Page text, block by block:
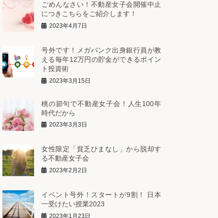
ごめんなさい！不動産女子会開催中止
につきこちらをご紹介します！
2023年4月7日
号外です！メガバンク出身銀行員が教
える毎年12万円の貯金ができるポイン
ト投資術
2023年3月15日
桃の節句で不動産女子会！人生100年
時代だから
2023年3月3日
女性限定「貧乏ひまなし」から脱却す
る不動産女子会
2023年2月2日
イベント号外！スタートが9割！ 日本
一受けたい授業2023
2023年1月23日